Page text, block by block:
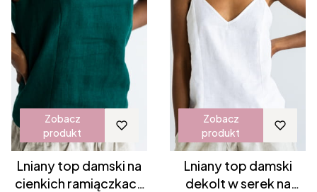
Zobacz
produkt
Lniany top damski na
cienkich ramiączkach
Zobacz
produkt
Lniany top damski
dekolt w serek na